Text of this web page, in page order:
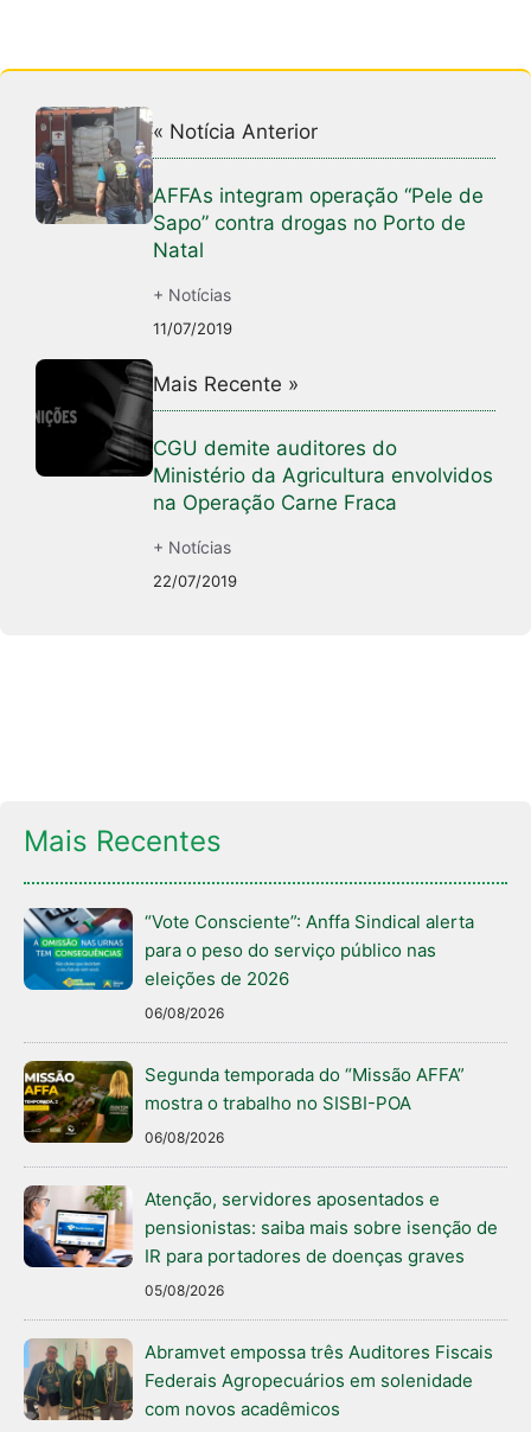
« Notícia Anterior
AFFAs integram operação “Pele de
Sapo” contra drogas no Porto de
Natal
+ Notícias
11/07/2019
Mais Recente »
CGU demite auditores do
Ministério da Agricultura envolvidos
na Operação Carne Fraca
+ Notícias
22/07/2019
Mais Recentes
“Vote Consciente”: Anffa Sindical alerta
para o peso do serviço público nas
eleições de 2026
06/08/2026
Segunda temporada do “Missão AFFA”
mostra o trabalho no SISBI-POA
06/08/2026
Atenção, servidores aposentados e
pensionistas: saiba mais sobre isenção de
IR para portadores de doenças graves
05/08/2026
Abramvet empossa três Auditores Fiscais
Federais Agropecuários em solenidade
com novos acadêmicos